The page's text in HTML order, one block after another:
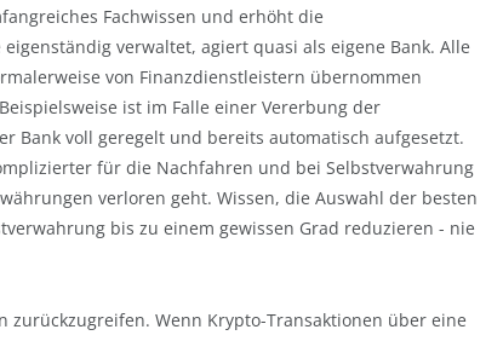
Fachwissen und erhöht die
verwaltet, agiert quasi als eigene Bank. Alle
von Finanzdienstleistern übernommen
ist im Falle einer Vererbung der
Bank voll geregelt und bereits automatisch aufgesetzt.
für die Nachfahren und bei Selbstverwahrung
verloren geht. Wissen, die Auswahl der besten
bis zu einem gewissen Grad reduzieren - nie
zurückzugreifen. Wenn Krypto-Transaktionen über eine